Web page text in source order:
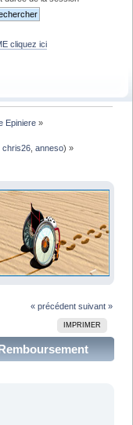
cliquez ici
Epiniere »
,chris26 ,anneso) »
« précédent suivant »
IMPRIMER
fois)